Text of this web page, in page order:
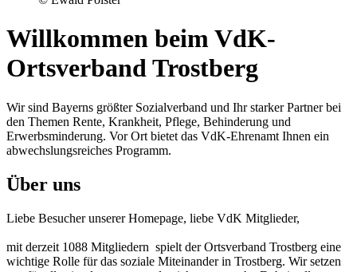
Willkommen beim VdK-
Ortsverband Trostberg
Wir sind Bayerns größter Sozialverband und Ihr starker Partner bei
den Themen Rente, Krankheit, Pflege, Behinderung und
Erwerbsminderung. Vor Ort bietet das VdK-Ehrenamt Ihnen ein
abwechslungsreiches Programm.
Über uns
Liebe Besucher unserer Homepage, liebe VdK Mitglieder,
mit derzeit 1088 Mitgliedern spielt der Ortsverband Trostberg eine
wichtige Rolle für das soziale Miteinander in Trostberg. Wir setzen